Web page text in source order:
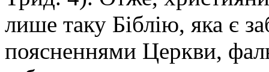
лише таку Біблію, яка є
пояснен­нями Церкви,